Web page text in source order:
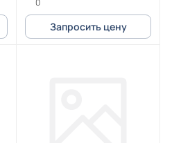
0
Запросить цену